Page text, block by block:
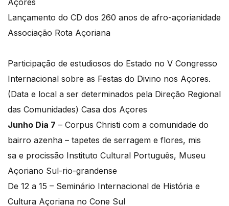
Lançamento do CD dos 260 anos de afro-açorianidade
Associação Rota Açoriana
Participação de estudiosos do Estado no V Congresso
Internacional sobre as Festas do Divino nos Açores.
(Data e local a ser determinados pela Direção Regional
das Comunidades) Casa dos Açores
Junho Dia 7 – Corpus Christi com a comunidade do
bairro azenha – tapetes de serragem e flores, mis
sa e procissão Instituto Cultural Português, Museu
Açoriano Sul-rio-grandense
De 12 a 15 – Seminário Internacional de História e
Cultura Açoriana no Cone Sul